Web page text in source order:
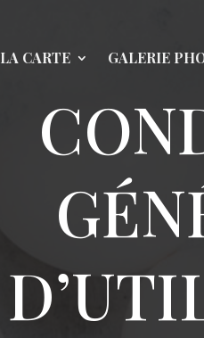
LA CARTE GALERIE